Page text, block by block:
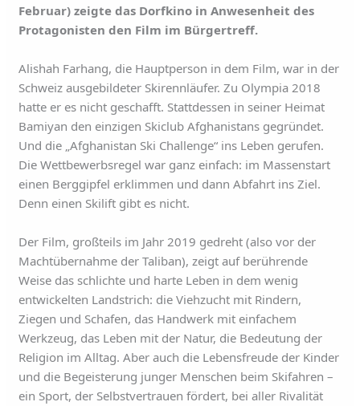
Februar) zeigte das Dorfkino in Anwesenheit des
Protagonisten den Film im Bürgertreff.
Alishah Farhang, die Hauptperson in dem Film, war in der
Schweiz ausgebildeter Skirennläufer. Zu Olympia 2018
hatte er es nicht geschafft. Stattdessen in seiner Heimat
Bamiyan den einzigen Skiclub Afghanistans gegründet.
Und die „Afghanistan Ski Challenge“ ins Leben gerufen.
Die Wettbewerbsregel war ganz einfach: im Massenstart
einen Berggipfel erklimmen und dann Abfahrt ins Ziel.
Denn einen Skilift gibt es nicht.
Der Film, großteils im Jahr 2019 gedreht (also vor der
Machtübernahme der Taliban), zeigt auf berührende
Weise das schlichte und harte Leben in dem wenig
entwickelten Landstrich: die Viehzucht mit Rindern,
Ziegen und Schafen, das Handwerk mit einfachem
Werkzeug, das Leben mit der Natur, die Bedeutung der
Religion im Alltag. Aber auch die Lebensfreude der Kinder
und die Begeisterung junger Menschen beim Skifahren –
ein Sport, der Selbstvertrauen fördert, bei aller Rivalität